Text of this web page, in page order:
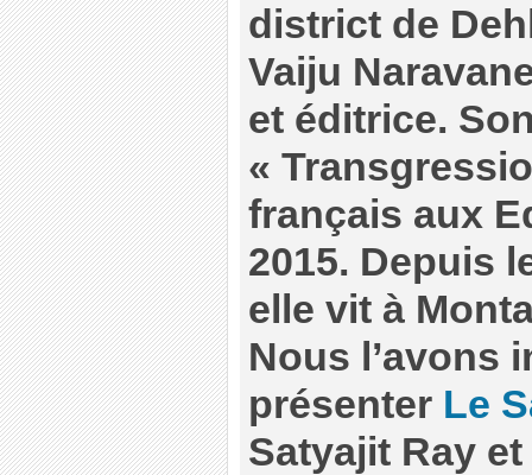
district de
Vaiju
et éditrice.
«
français aux
2015. Depuis
elle vit à
Nous l’avons
présenter Le
Satyajit Ray